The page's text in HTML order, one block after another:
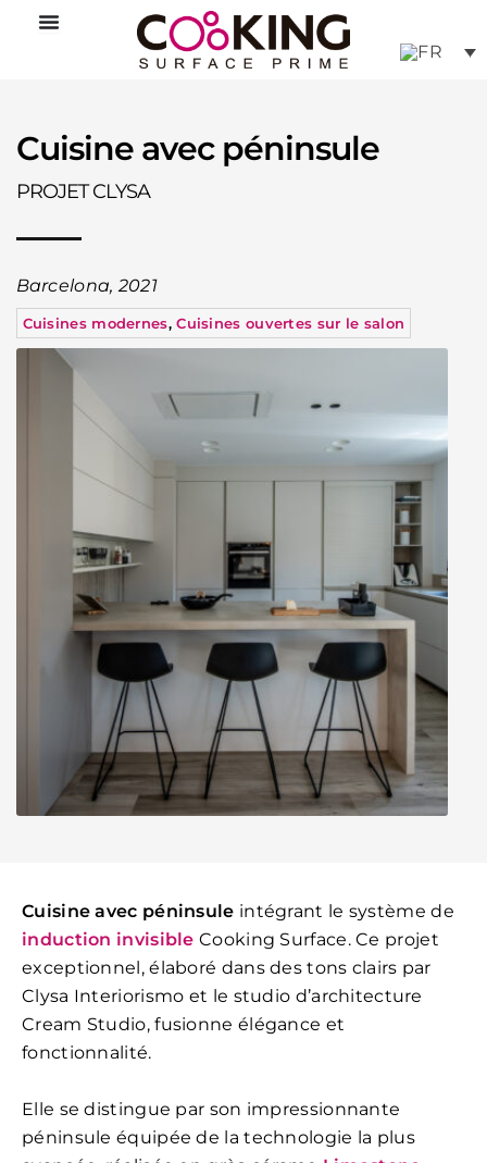
Aller
Cuisine avec péninsule
PROJET CLYSA
Barcelona, 2021
Cuisines modernes,Cuisines ouvertes sur le salon
Cuisine avec péninsule intégrant le système de
induction invisible Cooking Surface. Ce projet
exceptionnel, élaboré dans des tons clairs par
Clysa Interiorismo et le studio d’architecture
Cream Studio, fusionne élégance et
fonctionnalité.
Elle se distingue par son impressionnante
péninsule équipée de la technologie la plus